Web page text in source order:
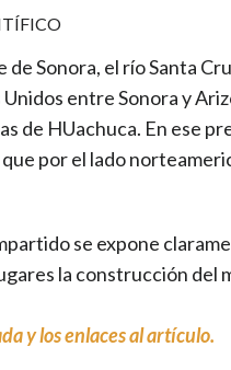
de Sonora, el río Santa
entre Sonora y
de HUachuca. En ese
por el lado
se expone
la construcción del
y los enlaces al artículo.